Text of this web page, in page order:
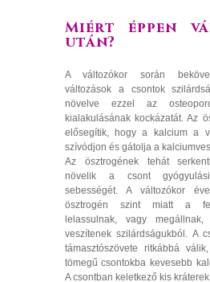
Miért éppen
után?
A változókor során
változások a csontok
növelve ezzel az
kialakulásának kockázatát. Az
elősegítik, hogy a kalcium a
szívódjon és gátolja a
Az ösztrogének tehát
növelik a csont
sebességét. A változókor
ösztrogén szint miatt a
lelassulnak, vagy
veszítenek szilárdságukból. A
támasztószövete ritkábbá
tömegű csontokba kevesebb
A csontban keletkező kis